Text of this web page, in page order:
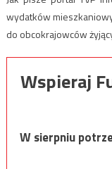
wydatków
do obcokrajowców
Wspieraj
W sierpniu